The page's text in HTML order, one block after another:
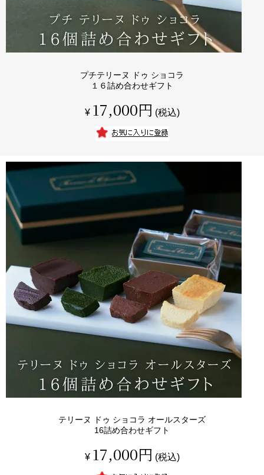
プチテリーヌ ドゥ ショコラ
１６詰め合わせギフト
¥ 17,000 税込
テリーヌ ドゥ ショコラ オールスターズ
16詰め合わせギフト
¥ 17,000 税込